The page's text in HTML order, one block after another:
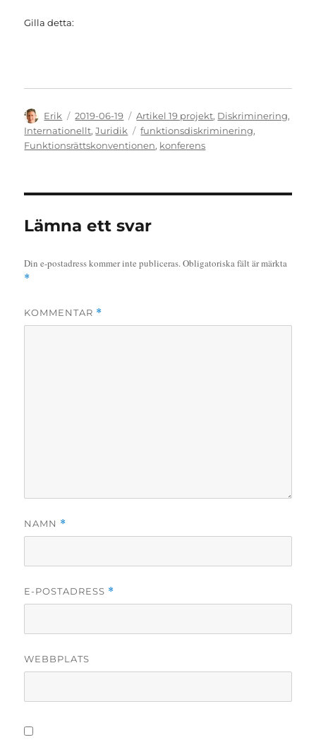
Gilla detta:
Författare
Erik
Publicerat
den
2019-06-19 Kategorier
Artikel 19 projekt, Diskriminering,
Internationellt,Juridik Etiketter
funktionsdiskriminering,
Funktionsrättskonventionen, konferens
Lämna ett svar
Din e-postadress kommer inte publiceras.Obligatoriska fält är märkta
*
KOMMENTAR *
NAMN *
E-POSTADRESS *
WEBBPLATS